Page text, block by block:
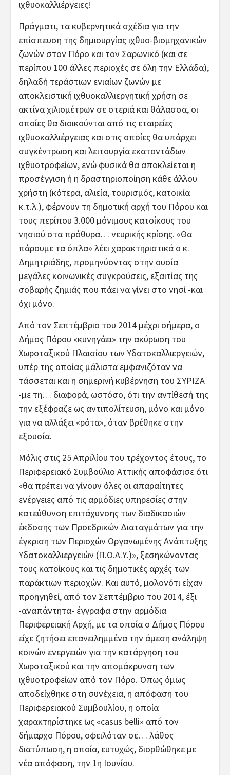
ιχθυοκαλλιέργειες!
Πράγματι, τα κυβερνητικά σχέδια για την
επίσπευση της δημιουργίας ιχθυο-βιομηχανικών
ζωνών στον Πόρο και τον Σαρωνικό (και σε
περίπου 100 άλλες περιοχές σε όλη την Ελλάδα),
δηλαδή τεράστιων ενιαίων ζωνών με
αποκλειστική ιχθυοκαλλιεργητική χρήση σε
ακτίνα χιλιομέτρων σε στεριά και θάλασσα, οι
οποίες θα διοικούνται από τις εταιρείες
ιχθυοκαλλιέργειας και στις οποίες θα υπάρχει
συγκέντρωση και λειτουργία εκατοντάδων
ιχθυοτροφείων, ενώ φυσικά θα αποκλείεται η
προσέγγιση ή η δραστηριοποίηση κάθε άλλου
χρήστη (κότερα, αλιεία, τουρισμός, κατοικία
κ.τ.λ.), φέρνουν τη δημοτική αρχή του Πόρου και
τους περίπου 3.000 μόνιμους κατοίκους του
νησιού στα πρόθυρα… νευρικής κρίσης. «Θα
πάρουμε τα όπλα» λέει χαρακτηριστικά ο κ.
Δημητριάδης, προμηνύοντας στην ουσία
μεγάλες κοινωνικές συγκρούσεις, εξαιτίας της
σοβαρής ζημιάς που πάει να γίνει στο νησί -και
όχι μόνο.
Από τον Σεπτέμβριο του 2014 μέχρι σήμερα, ο
Δήμος Πόρου «κυνηγάει» την ακύρωση του
Χωροταξικού Πλαισίου των Υδατοκαλλιεργειών,
υπέρ της οποίας μάλιστα εμφανιζόταν να
τάσσεται και η σημερινή κυβέρνηση του ΣΥΡΙΖΑ
-με τη… διαφορά, ωστόσο, ότι την αντίθεσή της
την εξέφραζε ως αντιπολίτευση, μόνο και μόνο
για να αλλάξει «ρότα», όταν βρέθηκε στην
εξουσία.
Μόλις στις 25 Απριλίου του τρέχοντος έτους, το
Περιφερειακό Συμβούλιο Αττικής αποφάσισε ότι
«θα πρέπει να γίνουν όλες οι απαραίτητες
ενέργειες από τις αρμόδιες υπηρεσίες στην
κατεύθυνση επιτάχυνσης των διαδικασιών
έκδοσης των Προεδρικών Διαταγμάτων για την
έγκριση των Περιοχών Οργανωμένης Ανάπτυξης
Υδατοκαλλιεργειών (Π.Ο.Α.Υ.)», ξεσηκώνοντας
τους κατοίκους και τις δημοτικές αρχές των
παράκτιων περιοχών. Και αυτό, μολονότι είχαν
προηγηθεί, από τον Σεπτέμβριο του 2014, έξι
-αναπάντητα- έγγραφα στην αρμόδια
Περιφερειακή Αρχή, με τα οποία ο Δήμος Πόρου
είχε ζητήσει επανειλημμένα την άμεση ανάληψη
κοινών ενεργειών για την κατάργηση του
Χωροταξικού και την απομάκρυνση των
ιχθυοτροφείων από τον Πόρο. Όπως όμως
αποδείχθηκε στη συνέχεια, η απόφαση του
Περιφερειακού Συμβουλίου, η οποία
χαρακτηρίστηκε ως «casus belli» από τον
δήμαρχο Πόρου, οφειλόταν σε… λάθος
διατύπωση, η οποία, ευτυχώς, διορθώθηκε με
νέα απόφαση, την 1η Ιουνίου.